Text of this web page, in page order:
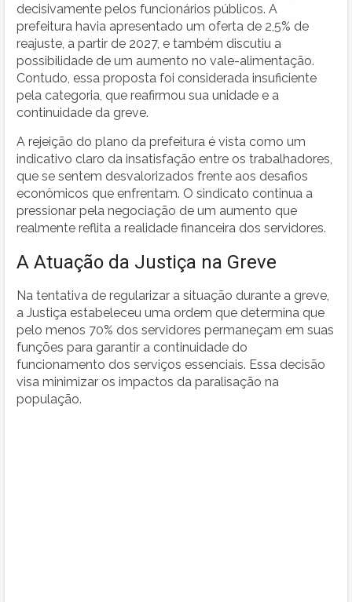
decisivamente pelos funcionários públicos. A
prefeitura havia apresentado um oferta de 2,5% de
reajuste, a partir de 2027, e também discutiu a
possibilidade de um aumento no vale-alimentação.
Contudo, essa proposta foi considerada insuficiente
pela categoria, que reafirmou sua unidade e a
continuidade da greve.
A rejeição do plano da prefeitura é vista como um
indicativo claro da insatisfação entre os trabalhadores,
que se sentem desvalorizados frente aos desafios
econômicos que enfrentam. O sindicato continua a
pressionar pela negociação de um aumento que
realmente reflita a realidade financeira dos servidores.
A Atuação da Justiça na Greve
Na tentativa de regularizar a situação durante a greve,
a Justiça estabeleceu uma ordem que determina que
pelo menos 70% dos servidores permaneçam em suas
funções para garantir a continuidade do
funcionamento dos serviços essenciais. Essa decisão
visa minimizar os impactos da paralisação na
população.